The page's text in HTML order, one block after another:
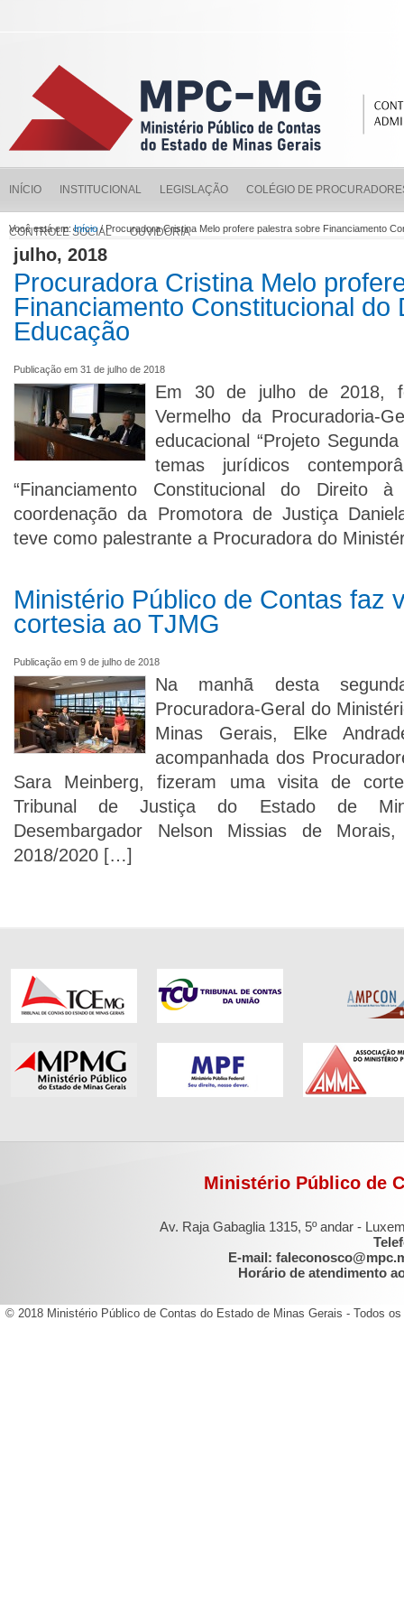
INÍCIO INSTITUCIONAL LEGISLAÇÃO COLÉGIO DE
CONTROLE SOCIAL OUVIDORIA
Você está em:Início/ Procuradora Cristina Melo profere palestra sobre Financiamento
julho, 2018
Procuradora Cristina Melo
Financiamento Constitucional do
Educação
Publicação em 31 de julho de 2018
Em 30 de julho de 2018,
Vermelho da Procuradoria-
educacional “Projeto
temas jurídicos
“Financiamento Constitucional do Direito
coordenação da Promotora de Justiça
teve como palestrante a Procuradora do
Ministério Público de Contas faz
cortesia ao TJMG
Publicação em 9 de julho de 2018
Na manhã desta
Procuradora-Geral do
Minas Gerais, Elke
acompanhada dos
Sara Meinberg, fizeram uma visita de
Tribunal de Justiça do Estado de
Desembargador Nelson Missias de
2018/2020 […]
Ministério Público de
Av. Raja Gabaglia 1315, 5º andar -
E-mail:
Horário de atendimento
© 2018 Ministério Público de Contas do Estado de Minas Gerais - Todos